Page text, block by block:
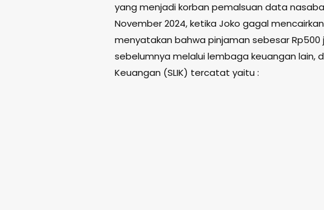
yang menjadi korban pemalsuan data
November 2024, ketika Joko gagal
menyatakan bahwa pinjaman sebesar
sebelumnya melalui lembaga keuangan lain,
Keuangan (SLIK) tercatat yaitu :